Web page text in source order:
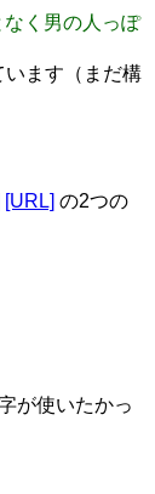
く男の人っぽ
います（まだ構
[URL] の2つの
が使いたかっ